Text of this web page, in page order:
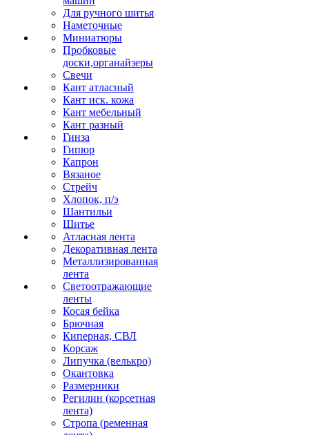
Для ручного шитья
Наметочные
Миниатюры
Пробковые
доски,органайзеры
Свечи
Кант атласный
Кант иск. кожа
Кант мебельный
Кант разный
Гинза
Гипюр
Капрон
Вязаное
Стрейч
Хлопок, п/э
Шантильи
Шитье
Атласная лента
Декоративная лента
Металлизированная
лента
Светоотражающие
ленты
Косая бейка
Брючная
Киперная, СВЛ
Корсаж
Липучка (велькро)
Окантовка
Размерники
Регилин (корсетная
лента)
Стропа (ременная